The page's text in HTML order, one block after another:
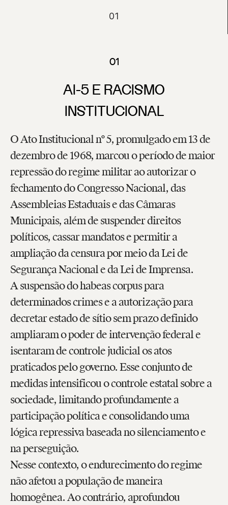
01
01
AI-5 E RACISMO
INSTITUCIONAL
O Ato Institucional nº 5, promulgado em 13 de
dezembro de 1968, marcou o período de maior
repressão do regime militar ao autorizar o
fechamento do Congresso Nacional, das
Assembleias Estaduais e das Câmaras
Municipais, além de suspender direitos
políticos, cassar mandatos e permitir a
ampliação da censura por meio da Lei de
Segurança Nacional e da Lei de Imprensa.
A suspensão do habeas corpus para
determinados crimes e a autorização para
decretar estado de sítio sem prazo definido
ampliaram o poder de intervenção federal e
isentaram de controle judicial os atos
praticados pelo governo. Esse conjunto de
medidas intensificou o controle estatal sobre a
sociedade, limitando profundamente a
participação política e consolidando uma
lógica repressiva baseada no silenciamento e
na perseguição.
Nesse contexto, o endurecimento do regime
não afetou a população de maneira
homogênea. Ao contrário, aprofundou